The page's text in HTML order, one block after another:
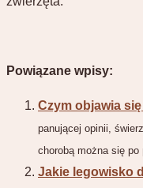
Powiązane wpisy:
Czym objawia
panującej opinii,
chorobą można się
Jakie legowisko